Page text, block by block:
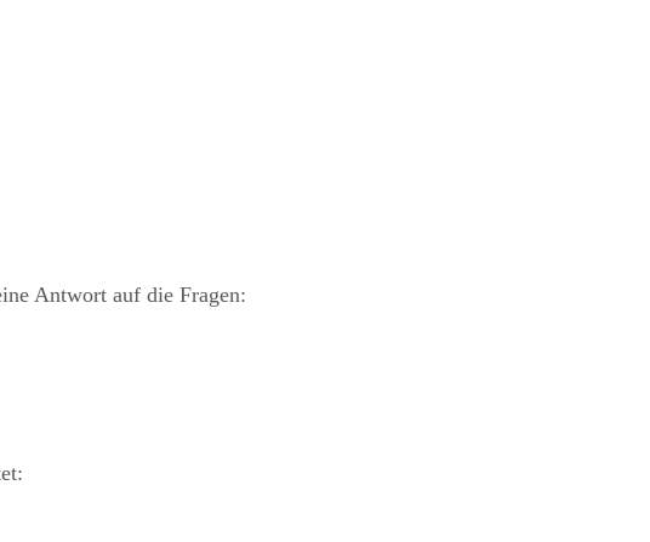
Antwort auf die Fragen: